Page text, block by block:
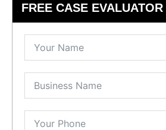
FREE CASE EVALUATOR